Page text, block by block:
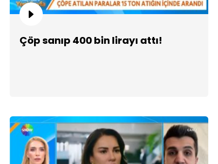
Çöp sanıp 400 bin lirayı attı!